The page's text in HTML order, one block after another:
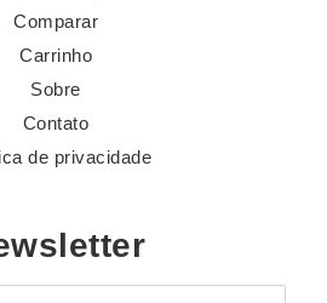
Comparar
Carrinho
Sobre
Contato
de privacidade